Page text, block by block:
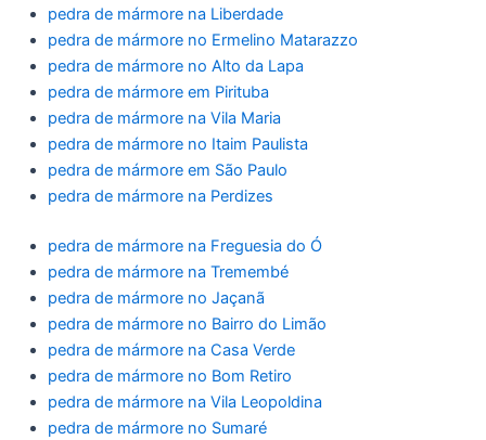
pedra de mármore na Liberdade
pedra de mármore no Ermelino Matarazzo
pedra de mármore no Alto da Lapa
pedra de mármore em Pirituba
pedra de mármore na Vila Maria
pedra de mármore no Itaim Paulista
pedra de mármore em São Paulo
pedra de mármore na Perdizes
pedra de mármore na Freguesia do Ó
pedra de mármore na Tremembé
pedra de mármore no Jaçanã
pedra de mármore no Bairro do Limão
pedra de mármore na Casa Verde
pedra de mármore no Bom Retiro
pedra de mármore na Vila Leopoldina
pedra de mármore no Sumaré